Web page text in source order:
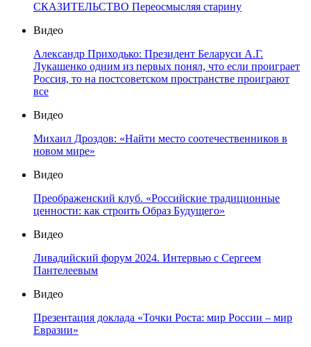
СКАЗИТЕЛЬСТВО Переосмысляя старину
Видео
Александр Приходько: Президент Беларуси А.Г.
Лукашенко одним из первых понял, что если проиграет
Россия, то на постсоветском пространстве проиграют
все
Видео
Михаил Дроздов: «Найти место соотечественников в
новом мире»
Видео
Преображенский клуб. «Российские традиционные
ценности: как строить Образ Будущего»
Видео
Ливадийский форум 2024. Интервью с Сергеем
Пантелеевым
Видео
Презентация доклада «Точки Роста: мир России – мир
Евразии»